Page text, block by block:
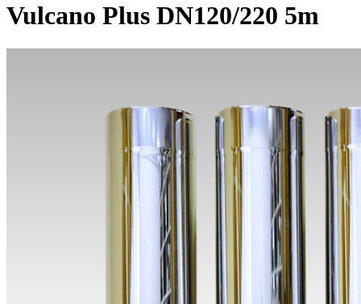
Vulcano Plus DN120/220 5m